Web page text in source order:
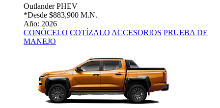
Outlander PHEV
*Desde $883,900 M.N.
Año: 2026
CONÓCELO COTÍZALO ACCESORIOS PRUEBA DE
MANEJO